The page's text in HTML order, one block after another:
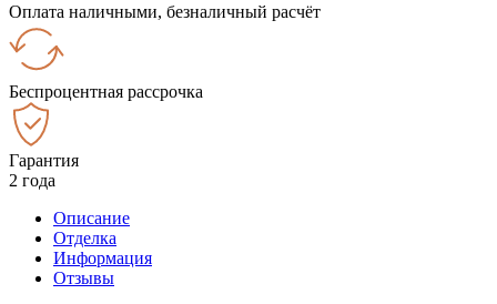
Оплата наличными, безналичный расчёт
Беспроцентная рассрочка
Гарантия
2 года
Описание
Отделка
Информация
Отзывы